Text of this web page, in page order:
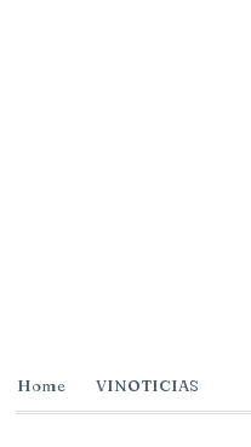
Home VINOTICIAS